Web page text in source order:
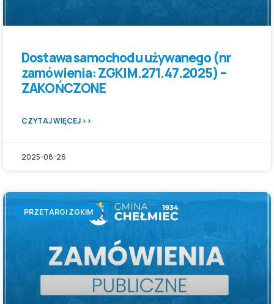
Dostawa samochodu używanego (nr
zamówienia: ZGKIM.271.47.2025) –
ZAKOŃCZONE
CZYTAJ WIĘCEJ >>
2025-08-26
PRZETARGI ZGKIM